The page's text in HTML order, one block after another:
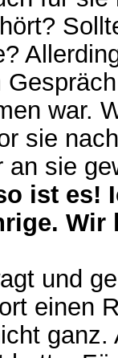
war.
sie
an sie
ist es!
und
einen